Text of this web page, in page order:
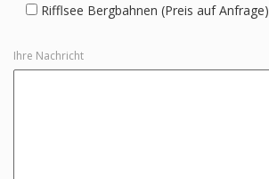
Rifflsee Bergbahnen (Preis auf Anfrage)
Ihre Nachricht